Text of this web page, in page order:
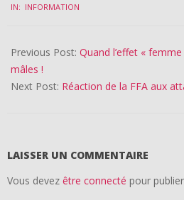
07-
IN: INFORMATION
Previous Post: Quand l’effet «
mâles !
Next Post: Réaction de la FFA aux
LAISSER UN COMMENTAIRE
Vous devez être connecté pour